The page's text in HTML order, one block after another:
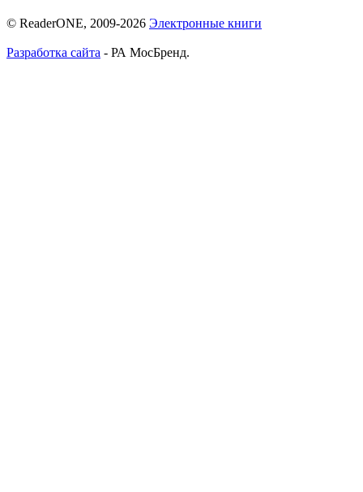
© ReaderONE, 2009-2026 Электронные книги
Разработка сайта - РА МосБренд.